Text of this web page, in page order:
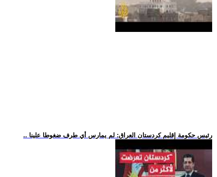
.. رئيس حكومة إقليم كردستان العراق: لم يمارس أي طرف ضغوطا علينا